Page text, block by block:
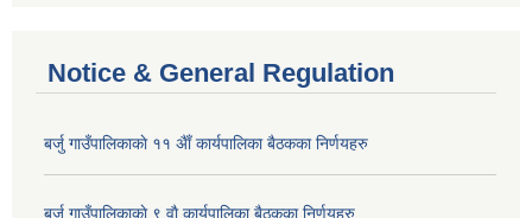
Notice & General Regulation
बर्जु गाउँपालिकाकाे ११ अैाँ कार्यपालिका बैठकका निर्णयहरु
बर्जु गाउँपालिकाकाे ९ वाै‌ कार्यपालिका बैठकका निर्णयहरु